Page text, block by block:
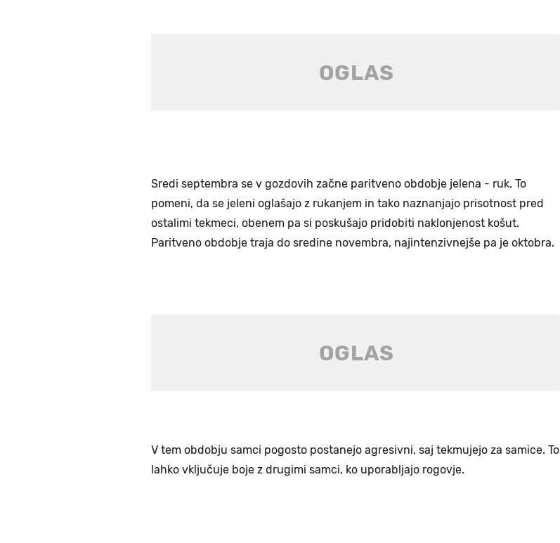
Sredi septembra se v gozdovih začne paritveno obdobje jelena - ruk. To
pomeni, da se jeleni oglašajo z rukanjem in tako naznanjajo prisotnost pred
ostalimi tekmeci, obenem pa si poskušajo pridobiti naklonjenost košut.
Paritveno obdobje traja do sredine novembra, najintenzivnejše pa je oktobra.
V tem obdobju samci pogosto postanejo agresivni, saj tekmujejo za samice. To
lahko vključuje boje z drugimi samci, ko uporabljajo rogovje.